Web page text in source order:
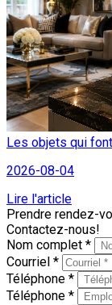
Les objets qui
2026-08-04
Lire l'article
Prendre rendez-
Contactez-nous!
Nom complet *
Courriel *
Téléphone *
Téléphone *